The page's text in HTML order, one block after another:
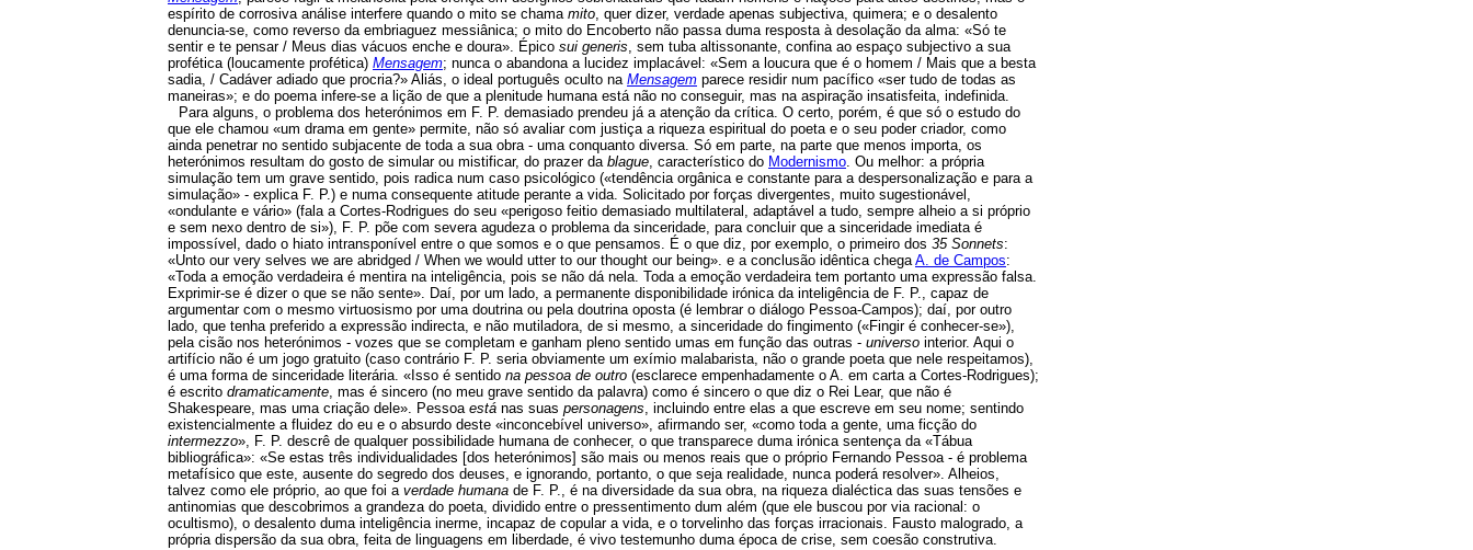
espírito de corrosiva análise interfere quando o mito se chama mito, quer dizer, verdade apenas subjectiva, quimera; e o desalento
denuncia-se, como reverso da embriaguez messiânica; o mito do Encoberto não passa duma resposta à desolação da alma: «Só te
sentir e te pensar / Meus dias vácuos enche e doura». Épico sui generis, sem tuba altissonante, confina ao espaço subjectivo a sua
profética (loucamente profética) Mensagem; nunca o abandona a lucidez implacável: «Sem a loucura que é o homem / Mais que a besta
sadia, / Cadáver adiado que procria?» Aliás, o ideal português oculto na Mensagem parece residir num pacífico «ser tudo de todas as
maneiras»; e do poema infere-se a lição de que a plenitude humana está não no conseguir, mas na aspiração insatisfeita, indefinida.
Para alguns, o problema dos heterónimos em F. P. demasiado prendeu já a atenção da crítica. O certo, porém, é que só o estudo do
que ele chamou «um drama em gente» permite, não só avaliar com justiça a riqueza espiritual do poeta e o seu poder criador, como
ainda penetrar no sentido subjacente de toda a sua obra - uma conquanto diversa. Só em parte, na parte que menos importa, os
heterónimos resultam do gosto de simular ou mistificar, do prazer da blague, característico do Modernismo. Ou melhor: a própria
simulação tem um grave sentido, pois radica num caso psicológico («tendência orgânica e constante para a despersonalização e para a
simulação» - explica F. P.) e numa consequente atitude perante a vida. Solicitado por forças divergentes, muito sugestionável,
«ondulante e vário» (fala a Cortes-Rodrigues do seu «perigoso feitio demasiado multilateral, adaptável a tudo, sempre alheio a si próprio
e sem nexo dentro de si»), F. P. põe com severa agudeza o problema da sinceridade, para concluir que a sinceridade imediata é
impossível, dado o hiato intransponível entre o que somos e o que pensamos. É o que diz, por exemplo, o primeiro dos 35 Sonnets:
«Unto our very selves we are abridged / When we would utter to our thought our being». e a conclusão idêntica chegaA. de Campos:
«Toda a emoção verdadeira é mentira na inteligência, pois se não dá nela. Toda a emoção verdadeira tem portanto uma expressão falsa.
Exprimir-se é dizer o que se não sente». Daí, por um lado, a permanente disponibilidade irónica da inteligência de F. P., capaz de
argumentar com o mesmo virtuosismo por uma doutrina ou pela doutrina oposta (é lembrar o diálogo Pessoa-Campos); daí, por outro
lado, que tenha preferido a expressão indirecta, e não mutiladora, de si mesmo, a sinceridade do fingimento («Fingir é conhecer-se»),
pela cisão nos heterónimos - vozes que se completam e ganham pleno sentido umas em função das outras - universo interior. Aqui o
artifício não é um jogo gratuito (caso contrário F. P. seria obviamente um exímio malabarista, não o grande poeta que nele respeitamos),
é uma forma de sinceridade literária. «Isso é sentido na pessoa de outro (esclarece empenhadamente o A. em carta a Cortes-Rodrigues);
é escrito dramaticamente, mas é sincero (no meu grave sentido da palavra) como é sincero o que diz o Rei Lear, que não é
Shakespeare, mas uma criação dele». Pessoa está nas suas personagens, incluindo entre elas a que escreve em seu nome; sentindo
existencialmente a fluidez do eu e o absurdo deste «inconcebível universo», afirmando ser, «como toda a gente, uma ficção do
intermezzo», F. P. descrê de qualquer possibilidade humana de conhecer, o que transparece duma irónica sentença da «Tábua
bibliográfica»: «Se estas três individualidades [dos heterónimos] são mais ou menos reais que o próprio Fernando Pessoa - é problema
metafísico que este, ausente do segredo dos deuses, e ignorando, portanto, o que seja realidade, nunca poderá resolver». Alheios,
talvez como ele próprio, ao que foi a verdade humana de F. P., é na diversidade da sua obra, na riqueza dialéctica das suas tensões e
antinomias que descobrimos a grandeza do poeta, dividido entre o pressentimento dum além (que ele buscou por via racional: o
ocultismo), o desalento duma inteligência inerme, incapaz de copular a vida, e o torvelinho das forças irracionais. Fausto malogrado, a
própria dispersão da sua obra, feita de linguagens em liberdade, é vivo testemunho duma época de crise, sem coesão construtiva.